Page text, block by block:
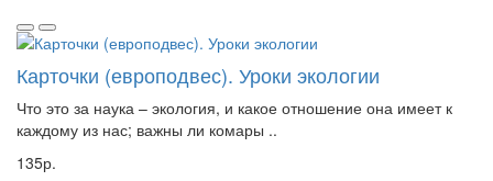
Карточки (европодвес). Уроки экологии
Что это за наука – экология, и какое отношение она имеет к
каждому из нас; важны ли комары ..
135р.